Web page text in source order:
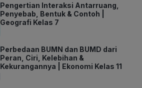
Pengertian Interaksi Antarruang,
Penyebab, Bentuk & Contoh |
Geografi Kelas 7
Perbedaan BUMN dan BUMD dari
Peran, Ciri, Kelebihan &
Kekurangannya | Ekonomi Kelas 11